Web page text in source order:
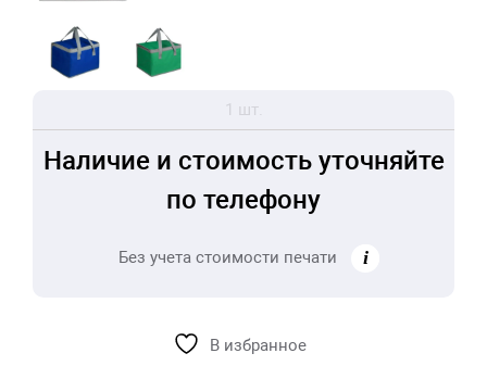
1 шт.
Наличие и стоимость уточняйте
по телефону
Без учета стоимости печати
В избранное